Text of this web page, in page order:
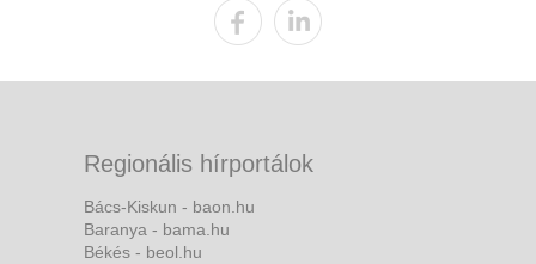
Regionális hírportálok
Bács-Kiskun - baon.hu
Baranya - bama.hu
Békés - beol.hu